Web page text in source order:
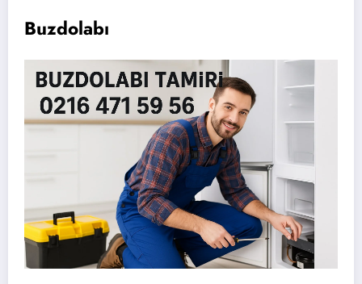
Buzdolabı